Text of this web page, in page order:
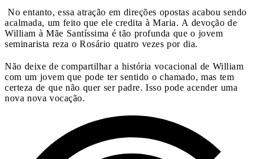
No entanto, essa atração em direções opostas acabou sendo
acalmada, um feito que ele credita à Maria. A devoção de
William à Mãe Santíssima é tão profunda que o jovem
seminarista reza o Rosário quatro vezes por dia.
Não deixe de compartilhar a história vocacional de William
com um jovem que pode ter sentido o chamado, mas tem
certeza de que não quer ser padre. Isso pode acender uma
nova nova vocação.